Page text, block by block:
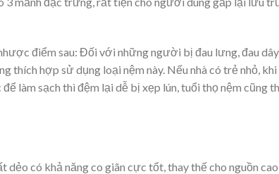
điểm sau: Đối với những người bị đau lưng, đau dây
thích hợp sử dụng loại nệm này. Nếu nhà có trẻ nhỏ,
làm sạch thì đệm lại dễ bị xẹp lún, tuổi thọ nệm cũng
có khả năng co giãn cực tốt, thay thế cho nguồn cao